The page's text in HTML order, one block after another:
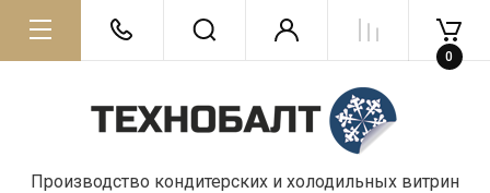
Производство кондитерских и холодильных витрин
0